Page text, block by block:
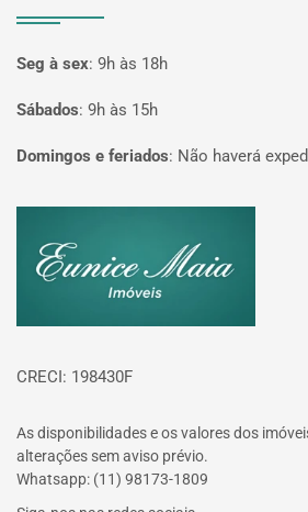
Seg à sex: 9h às 18h
Sábados: 9h às 15h
Domingos e feriados: Não haverá
CRECI: 198430F
As disponibilidades e os valores dos
alterações sem aviso prévio.
Whatsapp: (11) 98173-1809